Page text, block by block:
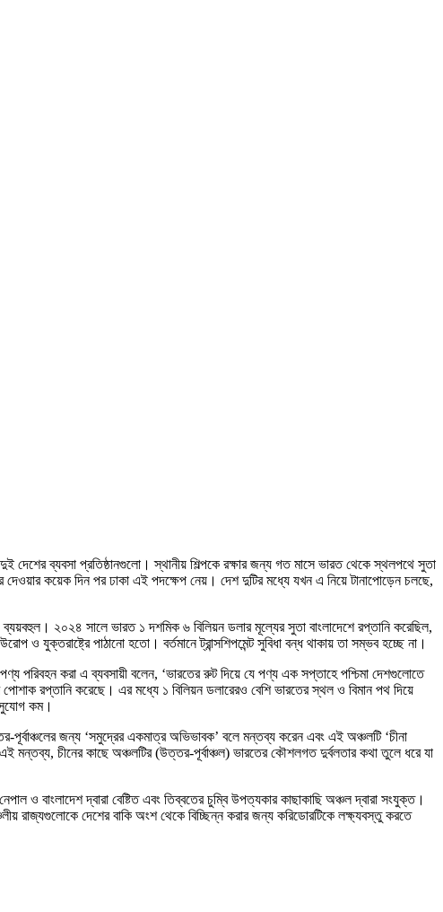
দেশের ব্যবসা প্রতিষ্ঠানগুলো। স্থানীয় শিল্পকে রক্ষার জন্য গত মাসে ভারত থেকে স্থলপথে সুতা
দেওয়ার কয়েক দিন পর ঢাকা এই পদক্ষেপ নেয়। দেশ দুটির মধ্যে যখন এ নিয়ে টানাপোড়েন চলছে,
২০২৪ সালে ভারত ১ দশমিক ৬ বিলিয়ন ডলার মূল্যের সুতা বাংলাদেশে রপ্তানি করেছিল,
যুক্তরাষ্ট্রে পাঠানো হতো। বর্তমানে ট্রান্সশিপমেন্ট সুবিধা বন্ধ থাকায় তা সম্ভব হচ্ছে না।
পরিবহন করা এ ব্যবসায়ী বলেন, ‘ভারতের রুট দিয়ে যে পণ্য এক সপ্তাহে পশ্চিমা দেশগুলোতে
রপ্তানি করেছে। এর মধ্যে ১ বিলিয়ন ডলারেরও বেশি ভারতের স্থল ও বিমান পথ দিয়ে
সুযোগ কম।
পূর্বাঞ্চলের জন্য ‘সমুদ্রের একমাত্র অভিভাবক’ বলে মন্তব্য করেন এবং এই অঞ্চলটি ‘চীনা
মন্তব্য, চীনের কাছে অঞ্চলটির (উত্তর-পূর্বাঞ্চল) ভারতের কৌশলগত দুর্বলতার কথা তুলে ধরে যা
ও বাংলাদেশ দ্বারা বেষ্টিত এবং তিব্বতের চুম্বি উপত্যকার কাছাকাছি অঞ্চল দ্বারা সংযুক্ত।
রাজ্যগুলোকে দেশের বাকি অংশ থেকে বিচ্ছিন্ন করার জন্য করিডোরটিকে লক্ষ্যবস্তু করতে